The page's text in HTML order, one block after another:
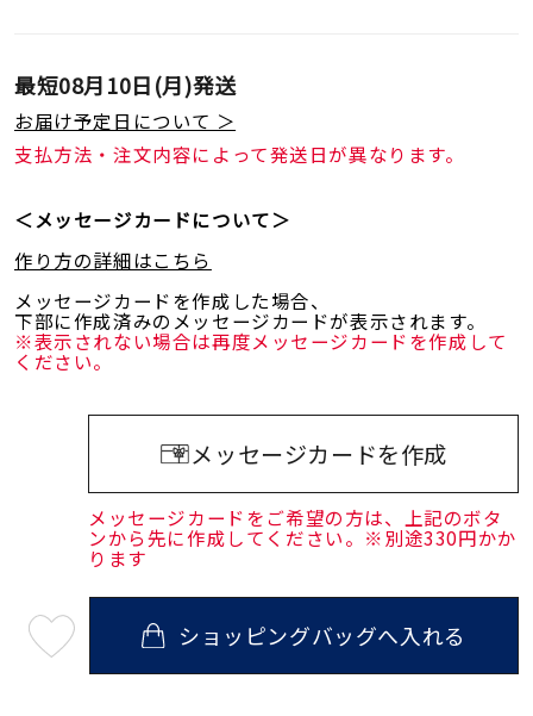
最短08月10日(月)発送
お届け予定日について ＞
支払方法・注文内容によって発送日が異なります。
＜メッセージカードについて＞
作り方の詳細はこちら
メッセージカードを作成した場合、
下部に作成済みのメッセージカードが表示されます。
※表示されない場合は再度メッセージカードを作成して
ください。
メッセージカードを作成
メッセージカードをご希望の方は、上記のボタ
ンから先に作成してください。※別途330円かか
ります
08
ショッピングバッグへ入れる